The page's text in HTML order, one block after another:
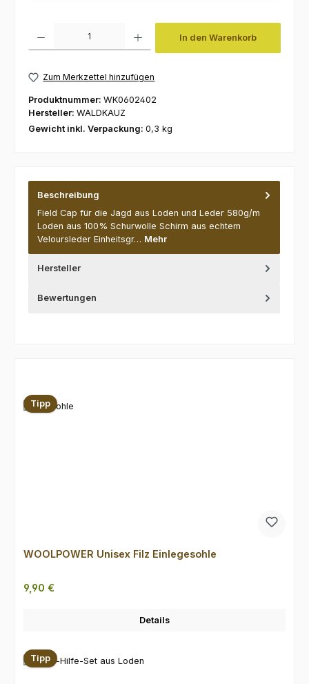
In den Warenkorb
Zum Merkzettel hinzufügen
Produktnummer: WK0602402
Hersteller: WALDKAUZ
Gewicht inkl. Verpackung: 0,3 kg
Beschreibung
Field Cap für die Jagd aus Loden und Leder 580g/m
Loden aus 100% Schurwolle Schirm aus echtem
Veloursleder Einheitsgr… Mehr
Hersteller
Bewertungen
Tipp
WOOLPOWER Unisex Filz Einlegesohle
Regulärer Preis:
9,90 €
Details
Tipp